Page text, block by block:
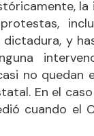
la
y
no quedan
En el
cuando el